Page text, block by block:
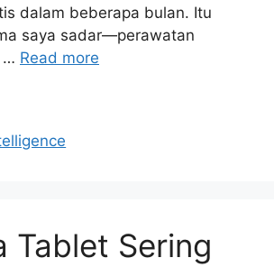
dalam beberapa bulan. Itu
saya sadar—perawatan
… Read more
Tablet Sering